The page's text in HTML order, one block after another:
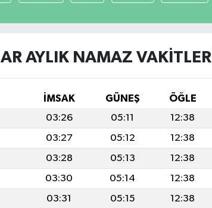
AYLIK NAMAZ VAKITLERI
İMSAK GÜNEŞ ÖĞLE
03:26 05:11 12:38
03:27 05:12 12:38
03:28 05:13 12:38
03:30 05:14 12:38
03:31 05:15 12:38